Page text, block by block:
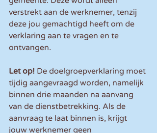
verstrekt aan de werknemer, tenzij
deze jou gemachtigd heeft om de
verklaring aan te vragen en te
ontvangen.
Let op! De doelgroepverklaring moet
tijdig aangevraagd worden, namelijk
binnen drie maanden na aanvang
van de dienstbetrekking. Als de
aanvraag te laat binnen is, krijgt
jouw werknemer geen